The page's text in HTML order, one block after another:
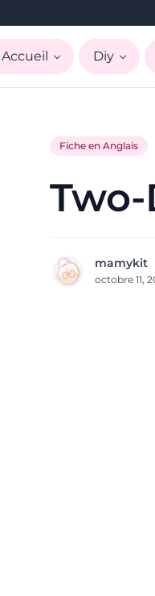
Accueil Diy
Fiche en Anglais
mamykit
octobre 11,